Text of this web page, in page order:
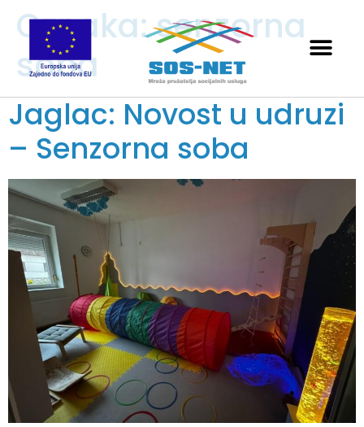
Oznaka:senzorna
soba
Jaglac: Novost u udruzi
– Senzorna soba